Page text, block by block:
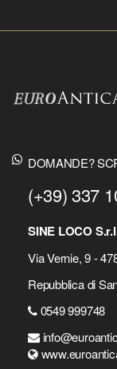
DOMANDE?
(+39) 337
SINE LOCO
Via Vernie, 9 -
Repubblica di
0549 999748